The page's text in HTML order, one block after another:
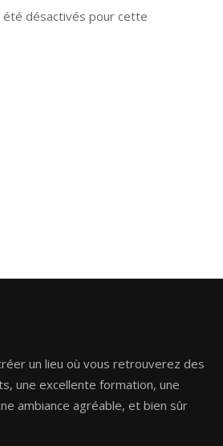
désactivés pour cette
un lieu où vous retrouverez des
une excellente formation, une
ambiance agréable, et bien sûr